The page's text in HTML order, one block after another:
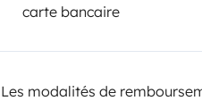
carte bancaire
Les modalités de